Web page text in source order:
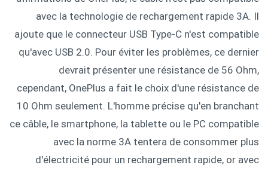
avec la technologie de rechargement rapide 3A. Il
ajoute que le connecteur USB Type-C n'est compatible
qu'avec USB 2.0. Pour éviter les problèmes, ce dernier
devrait présenter une résistance de 56 Ohm,
cependant, OnePlus a fait le choix d'une résistance de
10 Ohm seulement. L'homme précise qu'en branchant
ce câble, le smartphone, la tablette ou le PC compatible
avec la norme 3A tentera de consommer plus
d'électricité pour un rechargement rapide, or avec